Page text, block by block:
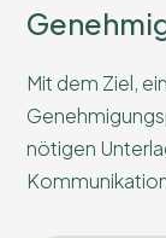
Mit dem Ziel,
nötigen